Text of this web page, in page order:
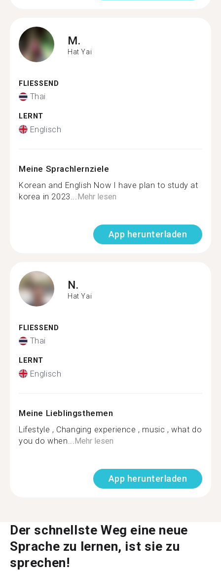
M.
Hat Yai
FLIESSEND
Thai
LERNT
Englisch
Meine Sprachlernziele
Korean and English Now I have plan to study at
korea in 2023... Mehr lesen
App herunterladen
N.
Hat Yai
FLIESSEND
Thai
LERNT
Englisch
Meine Lieblingsthemen
Lifestyle , Changing experience , music , what do
you do when... Mehr lesen
App herunterladen
Der schnellste Weg eine neue
Sprache zu lernen, ist sie zu
sprechen!